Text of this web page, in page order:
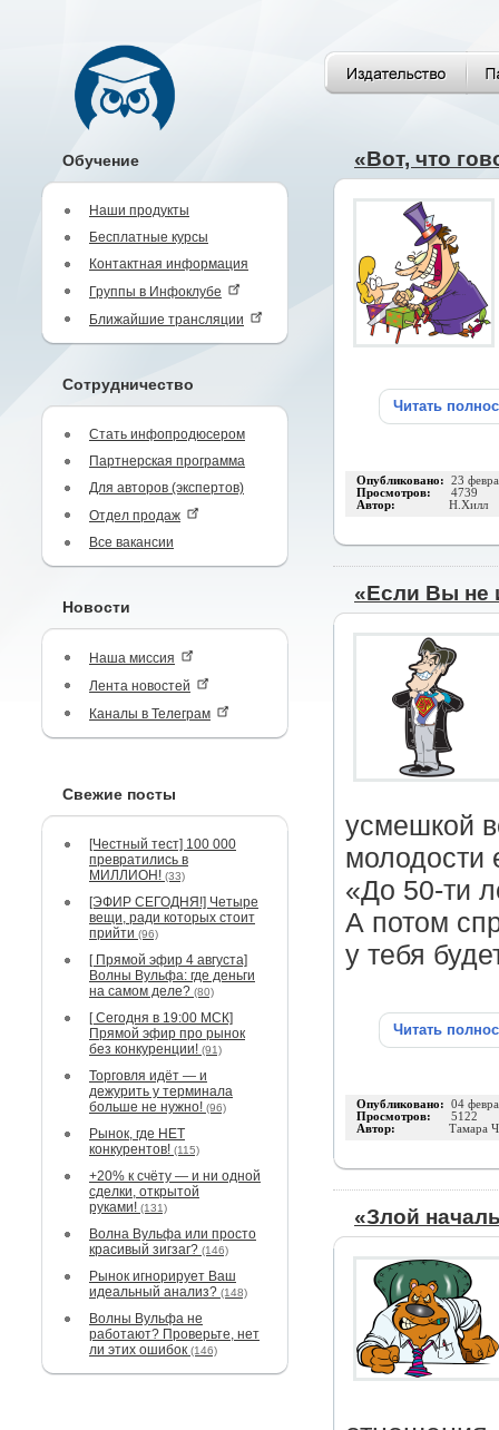
Обучение
Наши продукты
Бесплатные курсы
Контактная информация
Группы в Инфоклубе
Ближайшие трансляции
Сотрудничество
Стать инфопродюсером
Партнерская программа
Для авторов (экспертов)
Отдел продаж
Все вакансии
Новости
Наша миссия
Лента новостей
Каналы в Телеграм
Свежие посты
[Честный тест] 100 000
превратились в
МИЛЛИОН! (33)
[ЭФИР СЕГОДНЯ!] Четыре
вещи, ради которых стоит
прийти (96)
[ Прямой эфир 4 августа]
Волны Вульфа: где деньги
на самом деле? (80)
[ Сегодня в 19:00 МСК]
Прямой эфир про рынок
без конкуренции! (91)
Торговля идёт — и
дежурить у терминала
больше не нужно! (96)
Рынок, где НЕТ
конкурентов! (115)
+20% к счёту — и ни одной
сделки, открытой
руками! (131)
Волна Вульфа или просто
красивый зигзаг? (146)
Рынок игнорирует Ваш
идеальный анализ? (148)
Волны Вульфа не
работают? Проверьте, нет
ли этих ошибок (146)
«Вот, что
Читать
Опубликовано: 23
Просмотров: 4739
Автор: Н.Хилл
«Если Вы не
усмешкой
молодости
«До 50-ти
А потом
у тебя
Читать
Опубликовано: 04
Просмотров: 5122
Автор: Тамара
«Злой